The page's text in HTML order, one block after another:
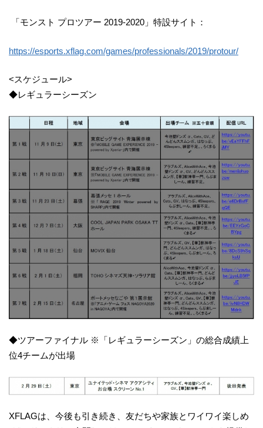
「モンスト プロツアー 2019-2020」特設サイト：
https://esports.xflag.com/games/professionals/2019/protour/
<スケジュール>
◆レギュラーシーズン
◆ツアーファイナル ※「レギュラーシーズン」の総合成績上
位4チームが出場
XFLAGは、今後も引き続き、友だちや家族とワイワイ楽しめ